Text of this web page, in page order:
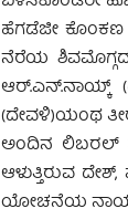
ಹೆಗಡೆಜೀ ಕೊಂಕಣ
ನೆರೆಯ ಶಿವಮೊಗ್ಗದ
ಆರ್.ಎನ್.ನಾಯ್ಕ್
(ದೇವಳಿ)ಯಂಥ
ಅಂದಿನ ಲಿಬರಲ್
ಆಳುತ್ತಿರುವ
ಯೋಚನೆಯ